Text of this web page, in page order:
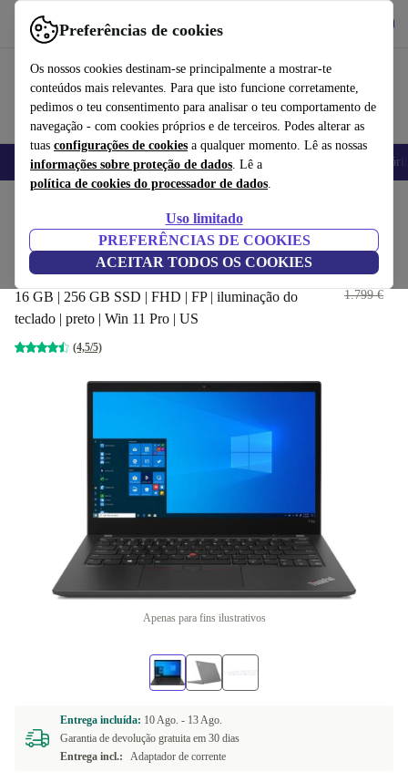
Preferências de cookies
Os nossos cookies destinam-se principalmente a mostrar-te
conteúdos mais relevantes. Para que isto funcione corretamente,
pedimos o teu consentimento para analisar o teu comportamento de
navegação - com cookies próprios e de terceiros. Podes alterar as
tuas configurações de cookies a qualquer momento. Lê as nossas
informações sobre proteção de dados. Lê a
política de cookies do processador de dados.
Uso limitado
PREFERÊNCIAS DE COOKIES
ACEITAR TODOS OS COOKIES
Use o refurbed de forma rápida e fácil
Telemóveis Computadores Portáteis Tablets
Lenovo Thinkpad T14s G2 | i7-
1185G7 | 14-polegadas
16 GB | 256 GB SSD | FHD | FP | iluminação do
teclado | preto | Win 11 Pro | US
(4,5/5)
489 €
1.799 €
Apenas para fins ilustrativos
Entrega incluída: 10 Ago. - 13 Ago.
Garantia de devolução gratuita em 30 dias
Entrega incl.:
Adaptador de corrente